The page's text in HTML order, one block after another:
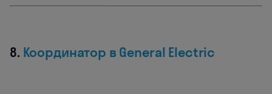
8. Координатор в General Electric